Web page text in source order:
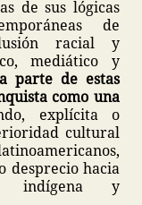
de sus lógicas
de
racial y
mediático y
parte de estas
como una
explícita o
cultural
desprecio hacia
indígena y